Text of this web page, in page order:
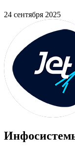
24 сентября 2025